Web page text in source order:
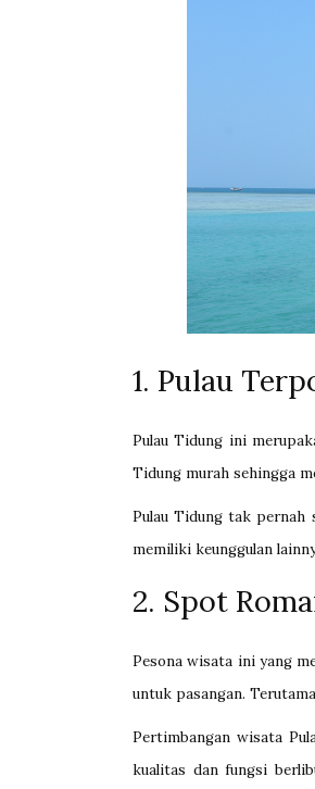
1. Pulau
Pulau Tidung ini
Tidung murah sehingga
Pulau Tidung tak pernah
memiliki keunggulan
2. Spot
Pesona wisata ini yang
untuk pasangan.
Pertimbangan wisata
kualitas dan fungsi